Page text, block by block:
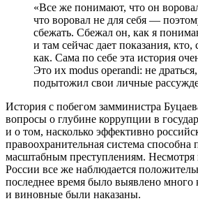
«Все же понимают, что он
что воровал не для себя —
сбежать. Сбежал он, как я
и там сейчас дает показания, кто,
как. Сама по себе эта история
Это их modus operandi: не
подытожил свои личные
История с побегом замминистра
вопросы о глубине коррупции в
и о том, насколько эффективно
правоохранительная система способна
масштабным преступлениям. Несмотря
России все же наблюдается
последнее время было выявлено
и виновные были наказаны.